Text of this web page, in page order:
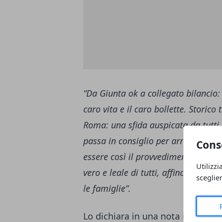
“Da Giunta ok a collegato
caro vita e il caro bollette. Storico
Roma: una sfida auspicata da
passa in consiglio per arrivare in
essere così il provvedimento
vero e leale di tutti, affinché
le famiglie”.
Lo dichiara in una nota il